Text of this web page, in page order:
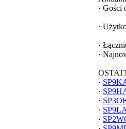
· Gości
·
·
·
·
·
·
·
·